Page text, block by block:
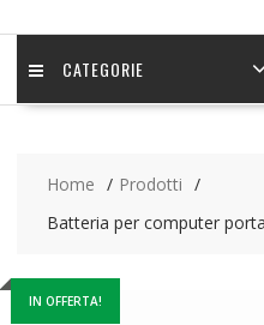
CATEGORIE
Home
Prodotti
Batteria per computer
IN OFFERTA!